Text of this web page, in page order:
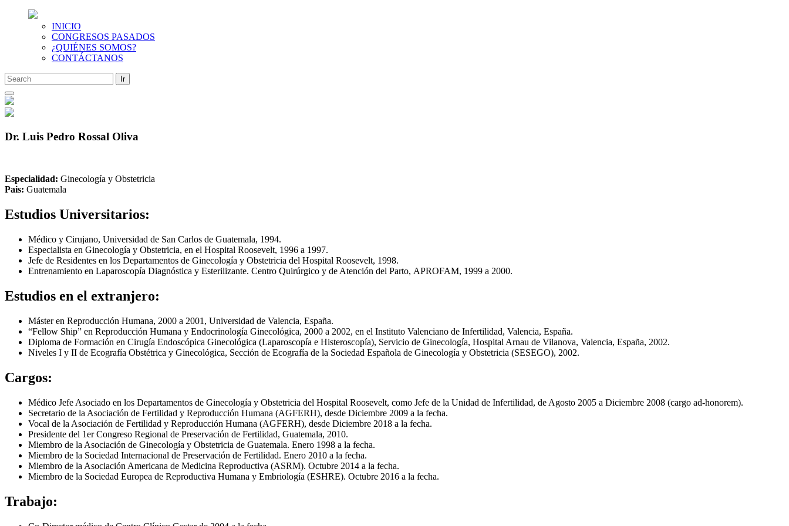
INICIO
CONGRESOS PASADOS
¿QUIÉNES SOMOS?
CONTÁCTANOS
Saltar
al
contenido
Dr. Luis Pedro Rossal Oliva
Especialidad: Ginecología y Obstetricia
Pais: Guatemala
Estudios Universitarios:
Médico y Cirujano, Universidad de San Carlos de Guatemala, 1994.
Especialista en Ginecología y Obstetricia, en el Hospital Roosevelt, 1996 a 1997.
Jefe de Residentes en los Departamentos de Ginecología y Obstetricia del Hospital Roosevelt, 1998.
Entrenamiento en Laparoscopía Diagnóstica y Esterilizante. Centro Quirúrgico y de Atención del Parto, APROFAM, 1999 a 2000.
Estudios en el extranjero:
Máster en Reproducción Humana, 2000 a 2001, Universidad de Valencia, España.
“Fellow Ship” en Reproducción Humana y Endocrinología Ginecológica, 2000 a 2002, en el Instituto Valenciano de Infertilidad, Valencia, España.
Diploma de Formación en Cirugía Endoscópica Ginecológica (Laparoscopía e Histeroscopía), Servicio de Ginecología, Hospital Arnau de Vilanova, Valencia, España, 2002.
Niveles I y II de Ecografía Obstétrica y Ginecológica, Sección de Ecografía de la Sociedad Española de Ginecología y Obstetricia (SESEGO), 2002.
Cargos:
Médico Jefe Asociado en los Departamentos de Ginecología y Obstetricia del Hospital Roosevelt, como Jefe de la Unidad de Infertilidad, de Agosto 2005 a Diciembre 2008 (cargo ad-honorem).
Secretario de la Asociación de Fertilidad y Reproducción Humana (AGFERH), desde Diciembre 2009 a la fecha.
Vocal de la Asociación de Fertilidad y Reproducción Humana (AGFERH), desde Diciembre 2018 a la fecha.
Presidente del 1er Congreso Regional de Preservación de Fertilidad, Guatemala, 2010.
Miembro de la Asociación de Ginecología y Obstetricia de Guatemala. Enero 1998 a la fecha.
Miembro de la Sociedad Internacional de Preservación de Fertilidad. Enero 2010 a la fecha.
Miembro de la Asociación Americana de Medicina Reproductiva (ASRM). Octubre 2014 a la fecha.
Miembro de la Sociedad Europea de Reproductiva Humana y Embriología (ESHRE). Octubre 2016 a la fecha.
Trabajo: